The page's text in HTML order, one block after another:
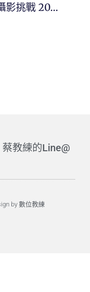
365攝影挑戰 20230702(日) 183/365 Day2720
蔡教練的Line@
by 數位教練